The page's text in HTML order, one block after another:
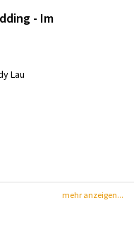
- Im
Lau
mehr anzeigen...